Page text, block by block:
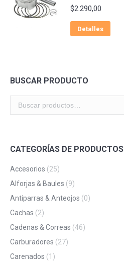
$2.290,00
Detalles
BUSCAR PRODUCTO
CATEGORÍAS DE PRODUCTOS
Accesorios (25)
Alforjas & Baules (9)
Antiparras & Anteojos (0)
Cachas (2)
Cadenas & Correas (46)
Carburadores (27)
Carenados (1)